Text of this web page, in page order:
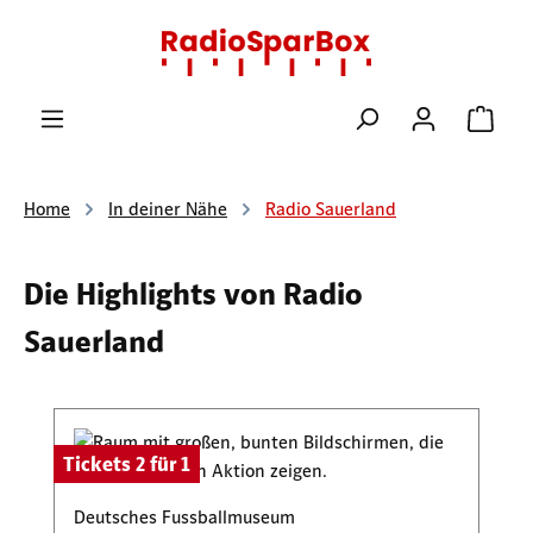
Zum Hauptinhalt springen
Home In deiner Nähe Radio Sauerland
Die Highlights von Radio
Sauerland
Tickets 2 für 1
Deutsches Fussballmuseum